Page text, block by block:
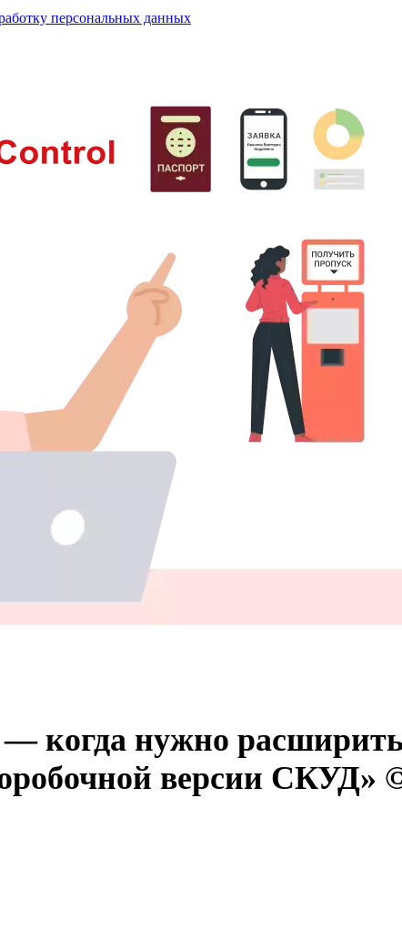
персональных данных
когда нужно
версии СКУД»